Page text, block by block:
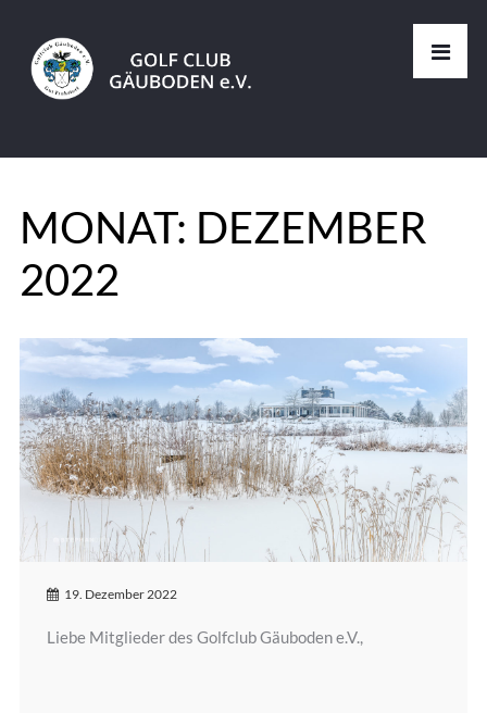
MONAT: DEZEMBER
2022
19. Dezember 2022
Liebe Mitglieder des Golfclub Gäuboden e.V.,